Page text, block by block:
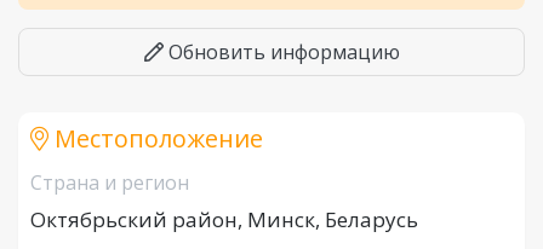
Обновить информацию
Местоположение
Страна и регион
Октябрьский район, Минск, Беларусь